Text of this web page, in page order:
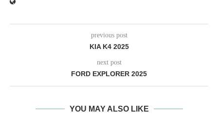
previous post
KIA K4 2025
next post
FORD EXPLORER 2025
YOU MAY ALSO LIKE